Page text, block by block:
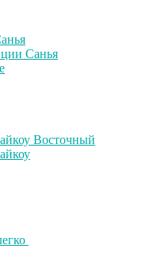
Санья
Восточный